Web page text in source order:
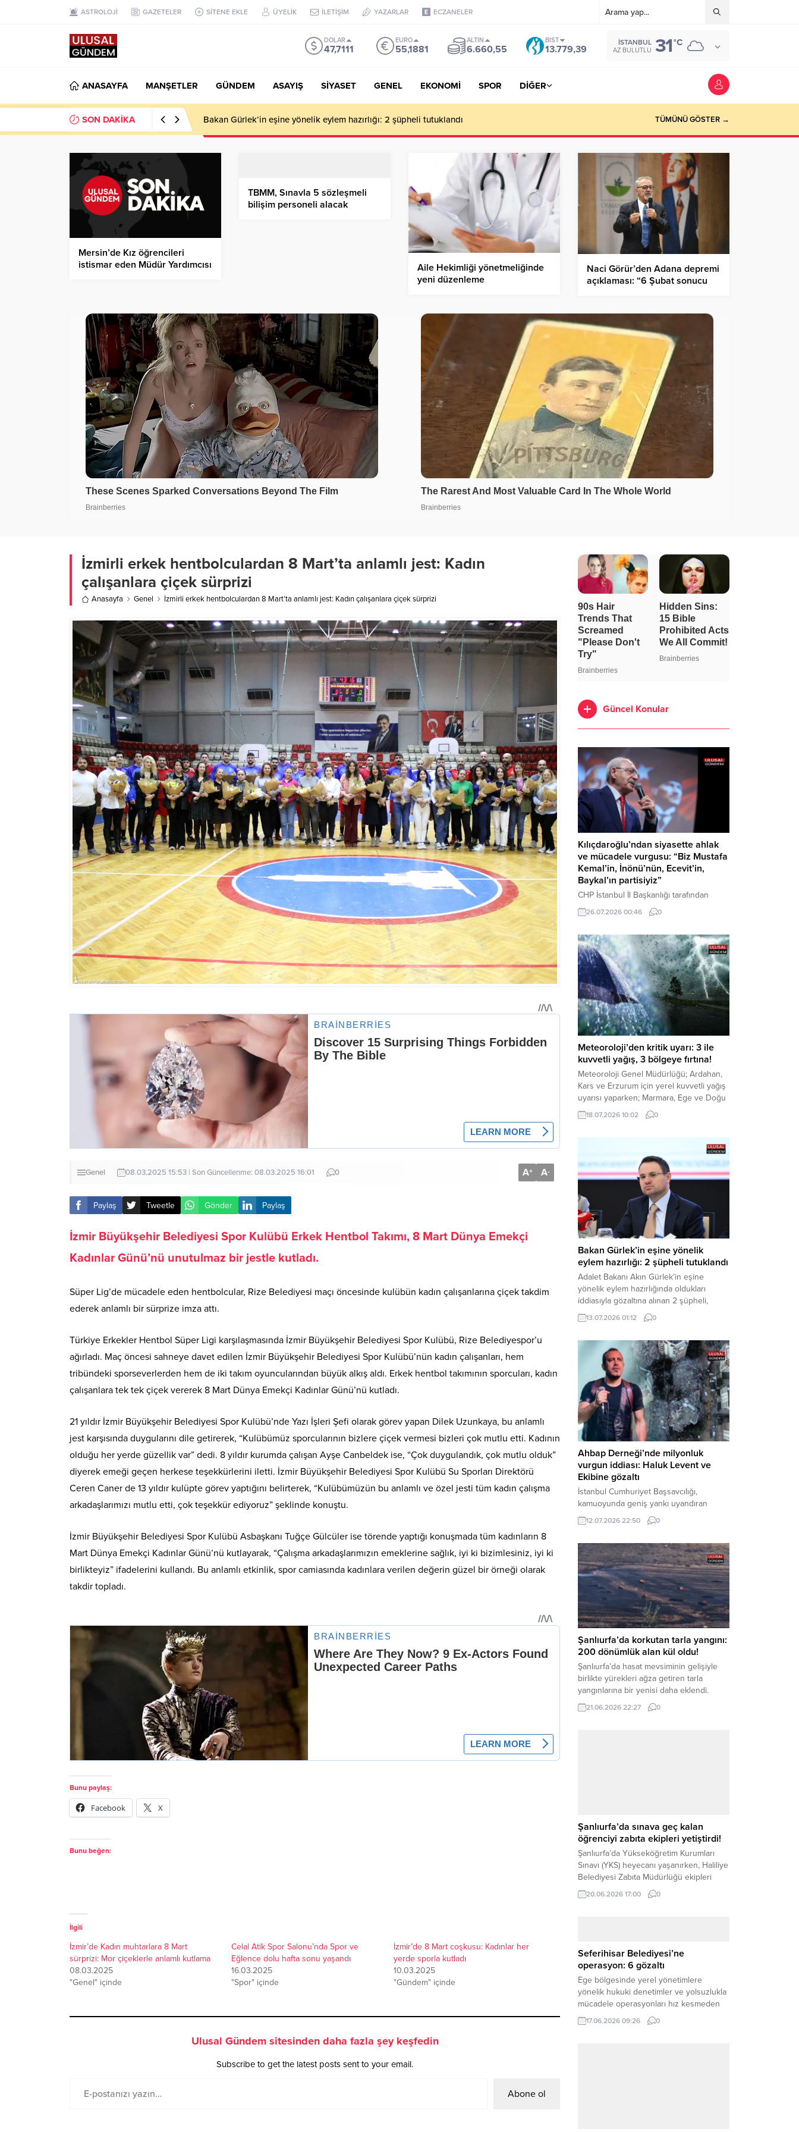
ASTROLOJİ GAZETELER SİTENE EKLE ÜYELİK İLETİŞİM YAZARLAR ECZANELER
DOLAR
47,7111
EURO
55,1881
ALTIN
6.660,55
BIST
13.779,39
İSTANBUL
AZ BULUTLU 31°C
ANASAYFA MANŞETLER GÜNDEM ASAYIŞ SİYASET GENEL EKONOMİ SPOR DİĞER
SON DAKİKA Ahbap Derneği’nde milyonluk vurgun iddiası: Haluk Levent ve Ekibine gözaltı TÜMÜNÜ GÖSTER →
Mersin’de Kız öğrencileri
istismar eden Müdür Yardımcısı
TBMM, Sınavla 5 sözleşmeli
bilişim personeli alacak
Aile Hekimliği yönetmeliğinde
yeni düzenleme
Naci Görür’den Adana depremi
açıklaması: “6 Şubat sonucu
İzmirli erkek hentbolculardan 8 Mart’ta anlamlı jest: Kadın
çalışanlara çiçek sürprizi
Anasayfa Genel İzmirli erkek hentbolculardan 8 Mart’ta anlamlı jest: Kadın çalışanlara çiçek sürprizi
Genel 08.03.2025 15:53 | Son Güncellenme: 08.03.2025 16:01 0 A+ A-
Paylaş Tweetle Gönder Paylaş
İzmir Büyükşehir Belediyesi Spor Kulübü Erkek Hentbol Takımı, 8 Mart Dünya Emekçi
Kadınlar Günü’nü unutulmaz bir jestle kutladı.
Süper Lig’de mücadele eden hentbolcular, Rize Belediyesi maçı öncesinde kulübün kadın çalışanlarına çiçek takdim
ederek anlamlı bir sürprize imza attı.
Türkiye Erkekler Hentbol Süper Ligi karşılaşmasında İzmir Büyükşehir Belediyesi Spor Kulübü, Rize Belediyespor’u
ağırladı. Maç öncesi sahneye davet edilen İzmir Büyükşehir Belediyesi Spor Kulübü’nün kadın çalışanları, hem
tribündeki sporseverlerden hem de iki takım oyuncularından büyük alkış aldı. Erkek hentbol takımının sporcuları, kadın
çalışanlara tek tek çiçek vererek 8 Mart Dünya Emekçi Kadınlar Günü’nü kutladı.
21 yıldır İzmir Büyükşehir Belediyesi Spor Kulübü’nde Yazı İşleri Şefi olarak görev yapan Dilek Uzunkaya, bu anlamlı
jest karşısında duygularını dile getirerek, “Kulübümüz sporcularının bizlere çiçek vermesi bizleri çok mutlu etti. Kadının
olduğu her yerde güzellik var” dedi. 8 yıldır kurumda çalışan Ayşe Canbeldek ise, “Çok duygulandık, çok mutlu olduk”
diyerek emeği geçen herkese teşekkürlerini iletti. İzmir Büyükşehir Belediyesi Spor Kulübü Su Sporları Direktörü
Ceren Caner de 13 yıldır kulüpte görev yaptığını belirterek, “Kulübümüzün bu anlamlı ve özel jesti tüm kadın çalışma
arkadaşlarımızı mutlu etti, çok teşekkür ediyoruz” şeklinde konuştu.
İzmir Büyükşehir Belediyesi Spor Kulübü Asbaşkanı Tuğçe Gülcüler ise törende yaptığı konuşmada tüm kadınların 8
Mart Dünya Emekçi Kadınlar Günü’nü kutlayarak, “Çalışma arkadaşlarımızın emeklerine sağlık, iyi ki bizimlesiniz, iyi ki
birlikteyiz” ifadelerini kullandı. Bu anlamlı etkinlik, spor camiasında kadınlara verilen değerin güzel bir örneği olarak
takdir topladı.
Bunu paylaş:
Facebook X
Bunu beğen:
İlgili
İzmir’de Kadın muhtarlara 8 Mart
sürprizi: Mor çiçeklerle anlamlı kutlama
08.03.2025
"Genel" içinde
Celal Atik Spor Salonu’nda Spor ve
Eğlence dolu hafta sonu yaşandı
16.03.2025
"Spor" içinde
İzmir’de 8 Mart coşkusu: Kadınlar her
yerde sporla kutladı
10.03.2025
"Gündem" içinde
Ulusal Gündem sitesinden daha fazla şey keşfedin
Subscribe to get the latest posts sent to your email.
Abone ol
Güncel Konular
Kılıçdaroğlu’ndan siyasette ahlak
ve mücadele vurgusu: “Biz Mustafa
Kemal’in, İnönü’nün, Ecevit’in,
Baykal’ın partisiyiz”
CHP İstanbul İl Başkanlığı tarafından
düzenlenen Üye Katılım Töreni’nde
konuşan Kemal Kılıçdaroğlu; partinin
beşli çetelerle mücadeleden Aile
Destekleri Sigortası’na kadar birçok kritik
konuda sert ve net mesajlar verdi. Haber
Merkezi – CHP Genel Başkanı Kemal
Kılıçdaroğlu, Rauf Denktaş Kültür
Merkezi’nde gerçekleştirilen ve yeni
üyelere rozetlerinin takıldığı...
26.07.2026 00:46 0
Meteoroloji’den kritik uyarı: 3 ile
kuvvetli yağış, 3 bölgeye fırtına!
Meteoroloji Genel Müdürlüğü; Ardahan,
Kars ve Erzurum için yerel kuvvetli yağış
uyarısı yaparken; Marmara, Ege ve Doğu
Anadolu’nun belirli kesimlerinde ise
saatte 60 kilometre hıza ulaşabilecek
tedbirli olmaya çağırdı. Haber Merkezi –
Çevre, Şehircilik ve İklim Değişikliği
Bakanlığı Meteoroloji Genel Müdürlüğü,
ülke genelini kapsayan son hava...
18.07.2026 10:02 0
Bakan Gürlek’in eşine yönelik
eylem hazırlığı: 2 şüpheli tutuklandı
Adalet Bakanı Akın Gürlek’in eşine
yönelik eylem hazırlığında oldukları
iddiasıyla gözaltına alınan 2 şüpheli,
çıkarıldıkları mahkemece tutuklanarak
cezaevine gönderildi. Haber Merkezi –
tarafından yürütülen geniş kapsamlı
soruşturma çerçevesinde gözaltına
alınan şüphelilerin emniyetteki işlemleri
tamamlandı. Güvenlik birimlerindeki
sorgularının ardından yoğun güvenlik
önlemleri altında adliyeye sevk edilen
U.Y. ve...
13.07.2026 01:12 0
Ahbap Derneği’nde milyonluk
vurgun iddiası: Haluk Levent ve
Ekibine gözaltı
İstanbul Cumhuriyet Başsavcılığı,
kamuoyunda geniş yankı uyandıran
Ahbap Derneği’ne yönelik kapsamlı bir
soruşturma başlattığını ve Dernek
şüphelilerin gözaltına alındığını açıkladı.
Yürütülen tahkikatın “Dernekler
Kanunu’na muhalefet”, “suçtan
kaynaklanan mal varlığı değerlerini
aklama” ve “örgüt” suçlamaları
kapsamında derinleştirildiği bildirildi.
Haber Merkezi – Soruşturmanın
odağında, özellikle 6 Şubat...
12.07.2026 22:50 0
Şanlıurfa’da korkutan tarla yangını:
200 dönümlük alan kül oldu!
Şanlıurfa’da hasat mevsiminin gelişiyle
birlikte yürekleri ağza getiren tarla
yangınlarına bir yenisi daha eklendi.
Hilvan ilçesinde çıkan yangında, 50
dönümü biçilmemiş buğday olmak üzere
21.06.2026 22:27 0
Şanlıurfa’da sınava geç kalan
öğrenciyi zabıta ekipleri yetiştirdi!
Şanlıurfa’da Yükseköğretim Kurumları
Sınavı (YKS) heyecanı yaşanırken, Haliliye
Haber Merkezi – Geleceklerini
şekillendirmek için YKS salonlarının
yolunu tutan binlerce aday arasında,
sınav yerine zamanında ulaşamayan bir
öğrenci büyük bir panik yaşadı....
Seferihisar Belediyesi’ne
operasyon: 6 gözaltı
Ege bölgesinde yerel yönetimlere
yönelik hukuki denetimler ve yolsuzlukla